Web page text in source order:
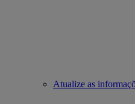
Atualize as